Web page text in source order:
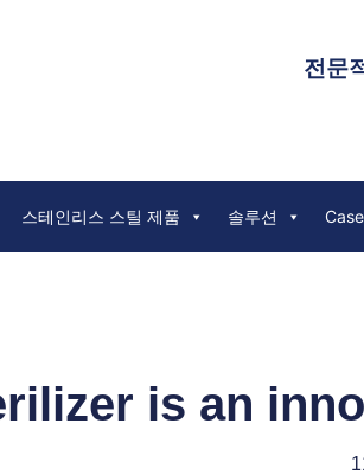
전문
스테인리스 스틸 제품 솔루션
is an